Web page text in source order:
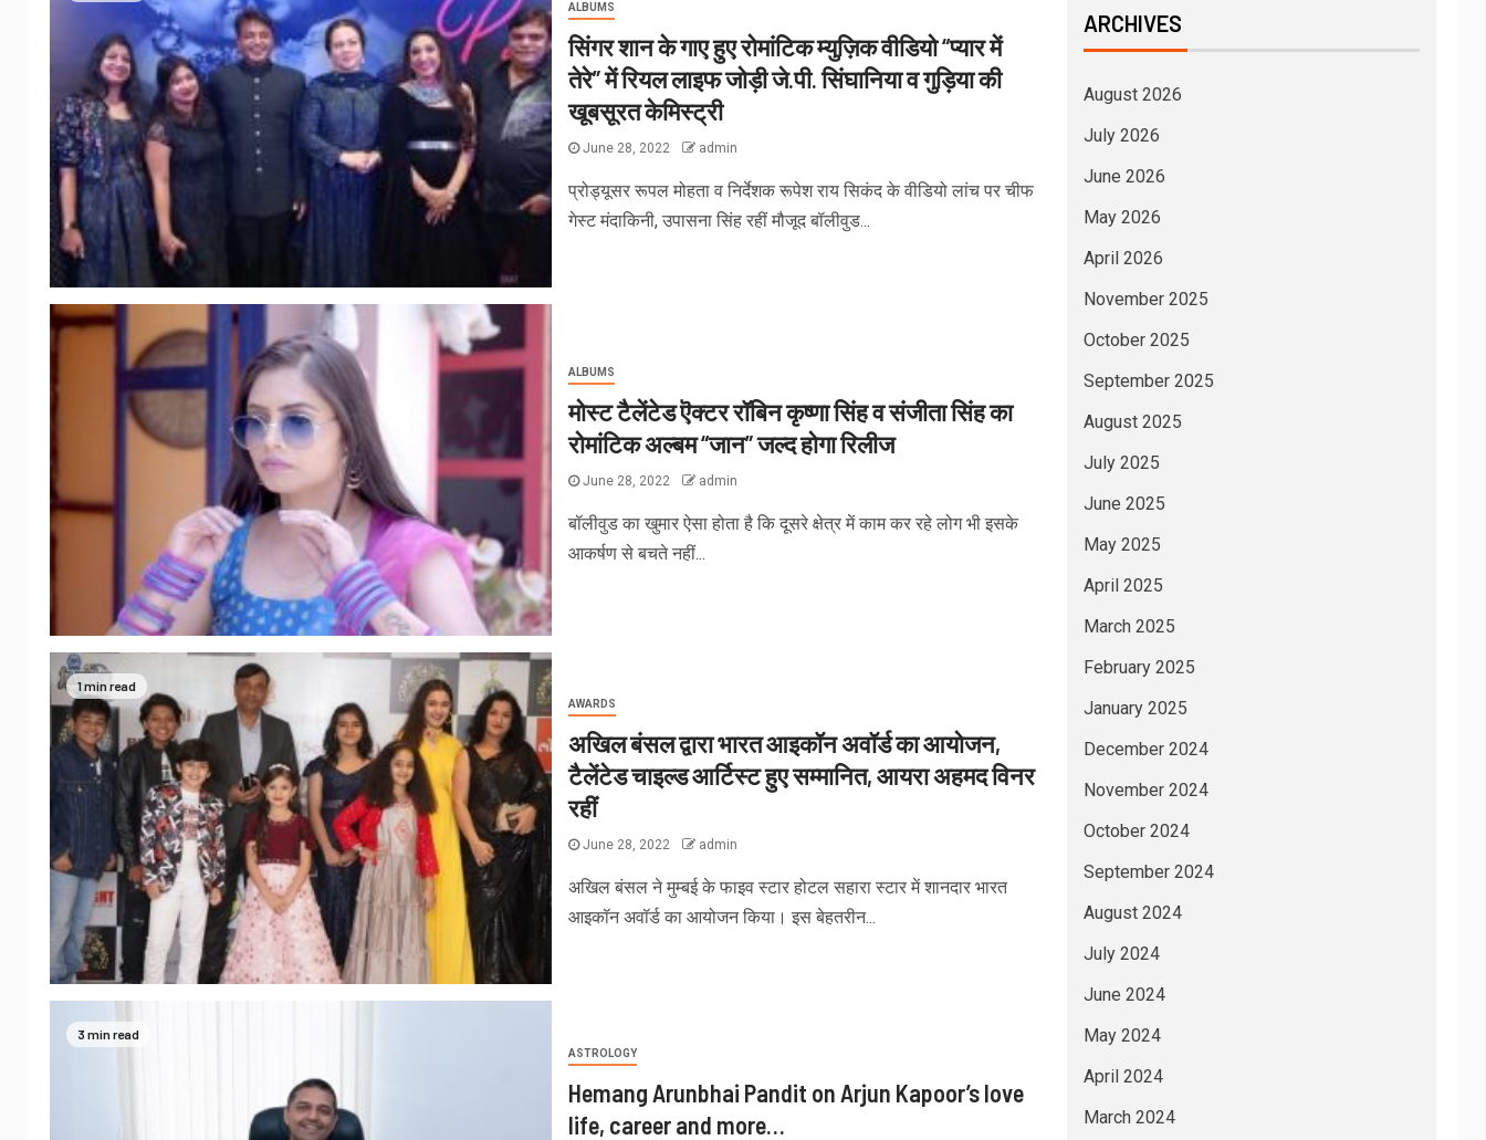
ALBUMS
सिंगर शान के गाए हुए रोमांटिक म्युज़िक वीडियो “प्यार में
तेरे” में रियल लाइफ जोड़ी जे.पी. सिंघानिया व गुड़िया की
खूबसूरत केमिस्ट्री
June 28, 2022 admin
प्रोड्यूसर रूपल मोहता व निर्देशक रूपेश राय सिकंद के वीडियो लांच पर चीफ
गेस्ट मंदाकिनी, उपासना सिंह रहीं मौजूद बॉलीवुड...
ALBUMS
मोस्ट टैलेंटेड ऎक्टर रॉबिन कृष्णा सिंह व संजीता सिंह का
रोमांटिक अल्बम “जान” जल्द होगा रिलीज
June 28, 2022 admin
बॉलीवुड का खुमार ऐसा होता है कि दूसरे क्षेत्र में काम कर रहे लोग भी इसके
आकर्षण से बचते नहीं...
1 min read
AWARDS
अखिल बंसल द्वारा भारत आइकॉन अवॉर्ड का आयोजन,
टैलेंटेड चाइल्ड आर्टिस्ट हुए सम्मानित, आयरा अहमद विनर
रहीं
June 28, 2022 admin
अखिल बंसल ने मुम्बई के फाइव स्टार होटल सहारा स्टार में शानदार भारत
आइकॉन अवॉर्ड का आयोजन किया। इस बेहतरीन...
3 min read
ASTROLOGY
Hemang Arunbhai Pandit on Arjun Kapoor’s love
life, career and more…
ARCHIVES
August 2026
July 2026
June 2026
May 2026
April 2026
November 2025
October 2025
September 2025
August 2025
July 2025
June 2025
May 2025
April 2025
March 2025
February 2025
January 2025
December 2024
November 2024
October 2024
September 2024
August 2024
July 2024
June 2024
May 2024
April 2024
March 2024